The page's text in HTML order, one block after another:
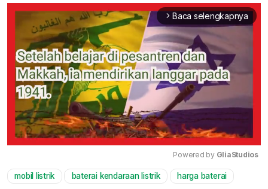
arrow_forward_ios Baca selengkapnya
Mute
Powered by GliaStudios
mobil listrik baterai kendaraan listrik harga baterai